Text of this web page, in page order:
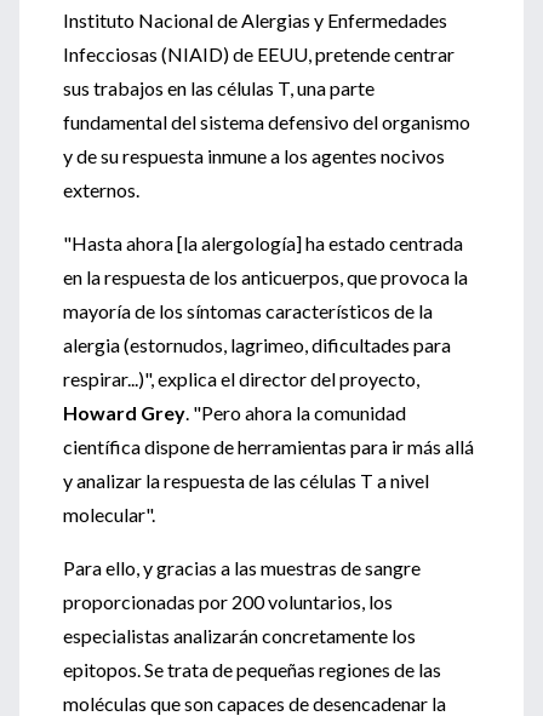
Instituto Nacional de Alergias y Enfermedades
Infecciosas (NIAID) de EEUU, pretende centrar
sus trabajos en las células T, una parte
fundamental del sistema defensivo del organismo
y de su respuesta inmune a los agentes nocivos
externos.
"Hasta ahora [la alergología] ha estado centrada
en la respuesta de los anticuerpos, que provoca la
mayoría de los síntomas característicos de la
alergia (estornudos, lagrimeo, dificultades para
respirar...)", explica el director del proyecto,
Howard Grey. "Pero ahora la comunidad
científica dispone de herramientas para ir más allá
y analizar la respuesta de las células T a nivel
molecular".
Para ello, y gracias a las muestras de sangre
proporcionadas por 200 voluntarios, los
especialistas analizarán concretamente los
epitopos. Se trata de pequeñas regiones de las
moléculas que son capaces de desencadenar la